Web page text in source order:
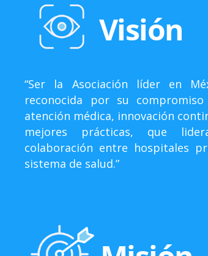
Visión
“Ser la Asociación líder en
reconocida por su
atención médica, innovación
mejores prácticas, que
colaboración entre hospitales
sistema de salud.”